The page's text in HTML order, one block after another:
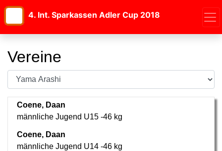
4. Int. Sparkassen Adler Cup 2018
Vereine
Coene, Daan
männliche Jugend U15 -46 kg
Coene, Daan
männliche Jugend U14 -46 kg